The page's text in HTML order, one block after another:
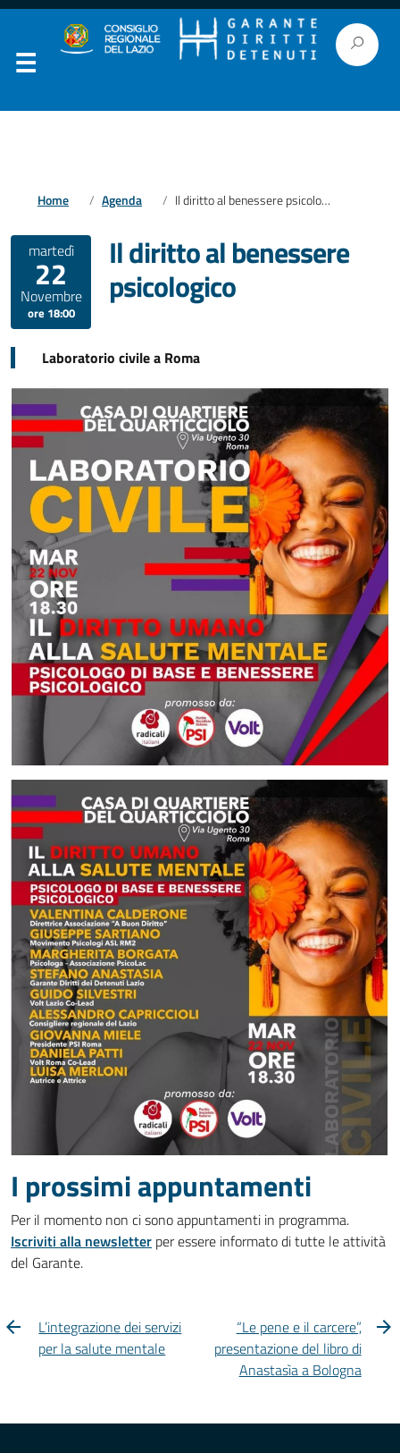
Home Agenda Il diritto al benessere psicologico
martedì
22
Novembre
ore 18:00
Il diritto al benessere
psicologico
Laboratorio civile a Roma
I prossimi appuntamenti
Per il momento non ci sono appuntamenti in programma.
Iscriviti alla newsletter per essere informato di tutte le attività
del Garante.
L’integrazione dei servizi
per la salute mentale
“Le pene e il carcere”,
presentazione del libro di
Anastasìa a Bologna